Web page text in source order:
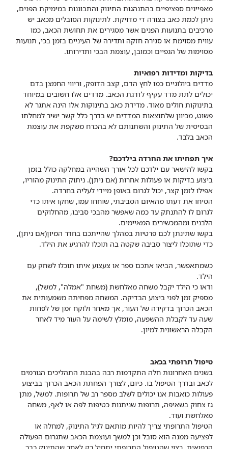
מאפיינים ספציפיים בהתנהגות התינוק והתבוננות במימיקת הפנים,
ניתן לכמת כאב בצורה די מדויקת. לתינוקות הסובלים מכאב יש
מרכיבים בתנועות הפנים אשר מסגירים את תחושת הכאב, כמו
עווית מסוימת או סגירה חזקה ותדירה של העיניים בזמן בכי, תנועות
מסוימות של הגפיים וכמובן, עוצמת הבכי ותדירותו.
בדיקות ומדידות רפואיות
מדדים ביולוגיים כמו לחץ הדם, קצב הדופק, וריווי החמצן בדם
יכולים לתת מדד עקיף לדרגת הכאב. מדדים אלו חשובים במיוחד
בתינוקות חולים מאוד. מדידת כאב בתינוקות אלו הינה אתגר לא
פשוט, מכיוון שלתוצאות המדדים יש בדרך כלל קשר ישיר למחלתו
הבסיסית של התינוק והשתנותם לא בהכרח משקפת את עוצמת
הכאב בלבד.
איך תפחיתו את החרדה בילדכם?
בקשו להישאר עם ילדכם לכל אורך השהייה במחלקה כולל בזמן
ביצוע בדיקות או פעולות אחרות (אם ניתן). ניתוק התינוק מהוריו,
אפילו לזמן קצר, יכול לגרום באופן מיידי לעליה בחרדה.
הסיחו את דעתו מהאיום הסביבתי, שוחחו עמו, שחקו איתו כדי
לגרום לו להתנתק עד כמה שאפשר מהבכי סביבו, מהחלוקים
הלבנים ומהמכשירים המאיימים.
בקשו שתינתן לכם פרטיות במהלך שהייתכם בחדר המיון(אם ניתן),
כדי שתוכלו ליצור סביבה שקטה בה תוכלו להרגיע את הילד.
כשמתאפשר, הביאו אתכם ספר או צעצוע איתו תוכלו לשחק עם
הילד.
ודאו כי הילד יקבל משחה מאלחשת (משחת "אמלה", למשל),
מספיק זמן לפני ביצוע הבדיקה. המשחה מפחיתה משמעותית את
הכאב הכרוך בדקירה של העור, אך מאחר ולוקח זמן של לפחות
שעה עד לקבלת ההשפעה, מומלץ לשימה על העור מיד לאחר
הקבלה הראשונית למיון.
טיפול תרופתי בכאב
בשנים האחרונות חלה התקדמות רבה בהבנת התהליכים הגורמים
לכאב ובדרך הטיפול בו. כיום, לצורך הפחתת הכאב הכרוך בביצוע
פעולות כואבות אנו יכולים לשלב מספר רב של תרופות. למשל, מתן
גז צחוק בשאיפה, תרופות שניתנות כטיפות לפה או לאף, משחה
מאלחשת ועוד.
הטיפול התרופתי צריך להיות מותאם לגיל התינוק, למחלה או
לפציעה ממנה הוא סובל וכן למשך ועוצמת הכאב שתגרום הפעולה